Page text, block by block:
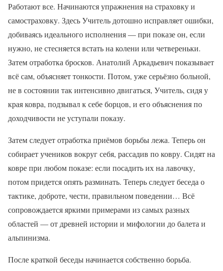
Работают все. Начинаются упражнения на страховку и
самостраховку. Здесь Учитель дотошно исправляет ошибки,
добиваясь идеального исполнения — при показе он, если
нужно, не стесняется встать на колени или четвереньки.
Затем отработка бросков. Анатолий Аркадьевич показывает
всё сам, объясняет тонкости. Потом, уже серьёзно больной,
не в состоянии так интенсивно двигаться, Учитель, сидя у
края ковра, подзывал к себе борцов, и его объяснения по
доходчивости не уступали показу.
Затем следует отработка приёмов борьбы лежа. Теперь он
собирает учеников вокруг себя, рассадив по ковру. Сидят на
ковре при любом показе: если посадить их на лавочку,
потом придется опять разминать. Теперь следует беседа о
тактике, доброте, чести, правильном поведении… Всё
сопровождается яркими примерами из самых разных
областей — от древней истории и мифологии до балета и
альпинизма.
После краткой беседы начинается собственно борьба.